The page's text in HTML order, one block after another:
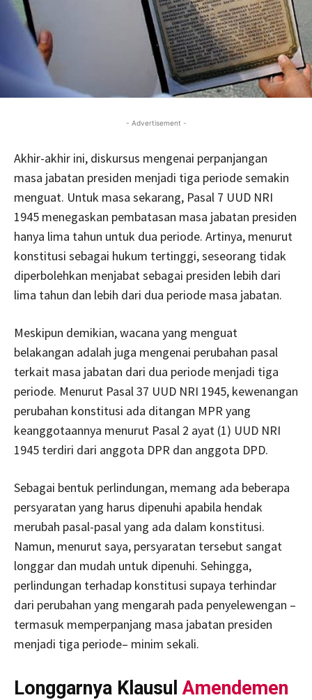
- Advertisement -
Akhir-akhir ini, diskursus mengenai perpanjangan
masa jabatan presiden menjadi tiga periode semakin
menguat. Untuk masa sekarang, Pasal 7 UUD NRI
1945 menegaskan pembatasan masa jabatan presiden
hanya lima tahun untuk dua periode. Artinya, menurut
konstitusi sebagai hukum tertinggi, seseorang tidak
diperbolehkan menjabat sebagai presiden lebih dari
lima tahun dan lebih dari dua periode masa jabatan.
Meskipun demikian, wacana yang menguat
belakangan adalah juga mengenai perubahan pasal
terkait masa jabatan dari dua periode menjadi tiga
periode. Menurut Pasal 37 UUD NRI 1945, kewenangan
perubahan konstitusi ada ditangan MPR yang
keanggotaannya menurut Pasal 2 ayat (1) UUD NRI
1945 terdiri dari anggota DPR dan anggota DPD.
Sebagai bentuk perlindungan, memang ada beberapa
persyaratan yang harus dipenuhi apabila hendak
merubah pasal-pasal yang ada dalam konstitusi.
Namun, menurut saya, persyaratan tersebut sangat
longgar dan mudah untuk dipenuhi. Sehingga,
perlindungan terhadap konstitusi supaya terhindar
dari perubahan yang mengarah pada penyelewengan –
termasuk memperpanjang masa jabatan presiden
menjadi tiga periode– minim sekali.
Longgarnya KlausulAmendemen